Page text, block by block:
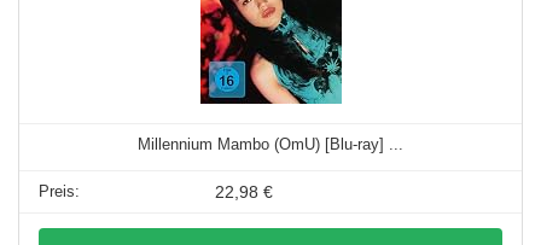
Millennium Mambo (OmU) [Blu-ray] ...
22,98 €